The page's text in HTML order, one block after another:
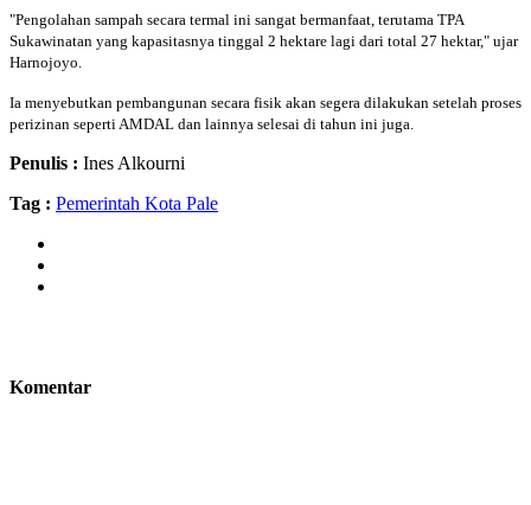
"Pengolahan sampah secara termal ini sangat bermanfaat, terutama TPA
Sukawinatan yang kapasitasnya tinggal 2 hektare lagi dari total 27 hektar," ujar
Harnojoyo.
Ia menyebutkan pembangunan secara fisik akan segera dilakukan setelah proses
perizinan seperti AMDAL dan lainnya selesai di tahun ini juga.
Penulis : Ines Alkourni
Tag : Pemerintah Kota Pale
Komentar